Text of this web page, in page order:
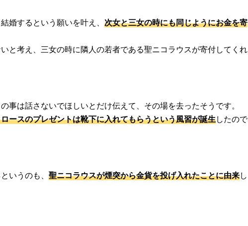
婚するという願いを叶え、 次女と三女の時にも同じようにお金を寄
と考え、三女の時に隣人の若者である聖ニコラウスが寄付してくれ
事は話さないでほしいとだけ伝えて、その場を去ったそうです。
ースのプレゼントは靴下に入れてもらうという風習が誕生したので
いうのも、 聖ニコラウスが煙突から金貨を投げ入れたことに由来し